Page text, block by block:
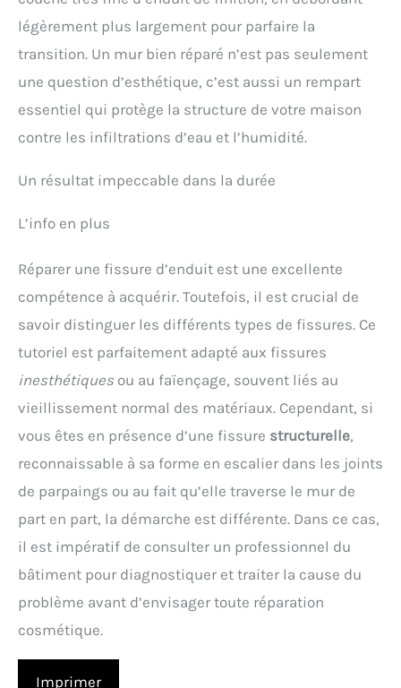
légèrement plus largement pour parfaire la
transition. Un mur bien réparé n’est pas seulement
une question d’esthétique, c’est aussi un rempart
essentiel qui protège la structure de votre maison
contre les infiltrations d’eau et l’humidité.
Un résultat impeccable dans la durée
L’info en plus
Réparer une fissure d’enduit est une excellente
compétence à acquérir. Toutefois, il est crucial de
savoir distinguer les différents types de fissures. Ce
tutoriel est parfaitement adapté aux fissures
inesthétiques ou au faïençage, souvent liés au
vieillissement normal des matériaux. Cependant, si
vous êtes en présence d’une fissure structurelle,
reconnaissable à sa forme en escalier dans les joints
de parpaings ou au fait qu’elle traverse le mur de
part en part, la démarche est différente. Dans ce cas,
il est impératif de consulter un professionnel du
bâtiment pour diagnostiquer et traiter la cause du
problème avant d’envisager toute réparation
cosmétique.
Imprimer